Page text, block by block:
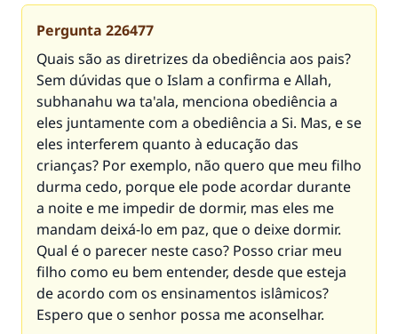
Pergunta 226477
Quais são as diretrizes da obediência aos pais?
Sem dúvidas que o Islam a confirma e Allah,
subhanahu wa ta'ala, menciona obediência a
eles juntamente com a obediência a Si. Mas, e se
eles interferem quanto à educação das
crianças? Por exemplo, não quero que meu filho
durma cedo, porque ele pode acordar durante
a noite e me impedir de dormir, mas eles me
mandam deixá-lo em paz, que o deixe dormir.
Qual é o parecer neste caso? Posso criar meu
filho como eu bem entender, desde que esteja
de acordo com os ensinamentos islâmicos?
Espero que o senhor possa me aconselhar.